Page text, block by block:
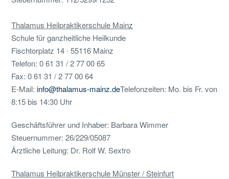
Thalamus Heilpraktikerschule Mainz
Schule für ganzheitliche Heilkunde
Fischtorplatz 14 ∙ 55116 Mainz
Telefon: 0 61 31 / 2 77 00 65
Fax: 0 61 31 / 2 77 00 64
E-Mail:info@thalamus-mainz.deTelefonzeiten: Mo. bis Fr. von
8:15 bis 14:30 Uhr
Geschäftsführer und Inhaber: Barbara Wimmer
Steuernummer: 26/229/05087
Ärztliche Leitung: Dr. Rolf W. Sextro
Thalamus Heilpraktikerschule Münster / Steinfurt